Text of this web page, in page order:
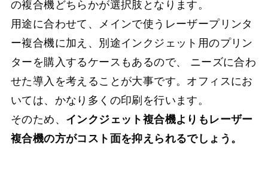
の複合機どちらかが選択肢となります。
用途に合わせて、メインで使うレーザープリンタ
ー複合機に加え、別途インクジェット用のプリン
ターを購入するケースもあるので、 ニーズに合わ
せた導入を考えることが大事です。オフィスにお
いては、かなり多くの印刷を行います。
そのため、 インクジェット複合機よりもレーザー
複合機の方がコスト面を抑えられるでしょう。